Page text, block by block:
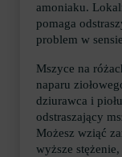
amoniaku.
pomaga
problem w
Mszyce na
naparu
dziurawca i
odstraszający
Możesz wziąć
wyższe